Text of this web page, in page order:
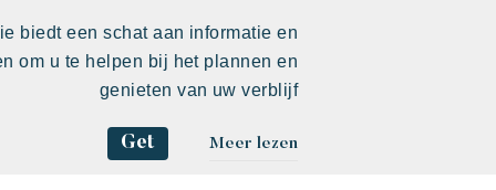
biedt een schat aan informatie en
om u te helpen bij het plannen en
genieten van uw verblijf
Get Meer lezen